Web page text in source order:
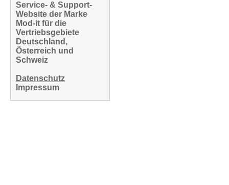
Service- & Support-
Website der Marke
Mod-it für die
Vertriebsgebiete
Deutschland,
Österreich und
Schweiz
Datenschutz
Impressum